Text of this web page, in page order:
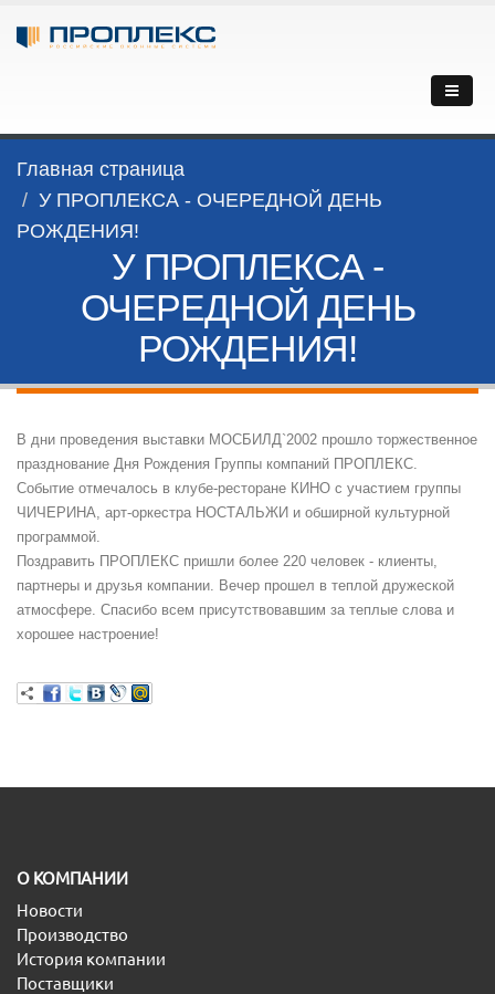
Главная страница
У ПРОПЛЕКСА - ОЧЕРЕДНОЙ ДЕНЬ
РОЖДЕНИЯ!
У ПРОПЛЕКСА -
ОЧЕРЕДНОЙ ДЕНЬ
РОЖДЕНИЯ!
В дни проведения выставки МОСБИЛД`2002 прошло торжественное
празднование Дня Рождения Группы компаний ПРОПЛЕКС.
Событие отмечалось в клубе-ресторане КИНО с участием группы
ЧИЧЕРИНА, арт-оркестра НОСТАЛЬЖИ и обширной культурной
программой.
Поздравить ПРОПЛЕКС пришли более 220 человек - клиенты,
партнеры и друзья компании. Вечер прошел в теплой дружеской
атмосфере. Спасибо всем присутствовавшим за теплые слова и
хорошее настроение!
O КОМПАНИИ
Новости
Производство
История компании
Поставщики